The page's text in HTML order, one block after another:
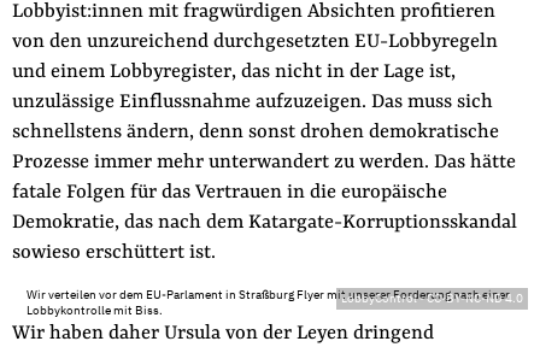
Lobbyist:innen mit fragwürdigen Absichten profitieren
von den unzureichend durchgesetzten EU-Lobbyregeln
und einem Lobbyregister, das nicht in der Lage ist,
unzulässige Einflussnahme aufzuzeigen. Das muss sich
schnellstens ändern, denn sonst drohen demokratische
Prozesse immer mehr unterwandert zu werden. Das hätte
fatale Folgen für das Vertrauen in die europäische
Demokratie, das nach dem Katargate-Korruptionsskandal
sowieso erschüttert ist.
LobbyControl-CC-BY-NC-ND 4.0
Wir verteilen vor dem EU-Parlament in Straßburg Flyer mit unserer Forderung nach einer
Lobbykontrolle mit Biss.
Wir haben daher Ursula von der Leyen dringend